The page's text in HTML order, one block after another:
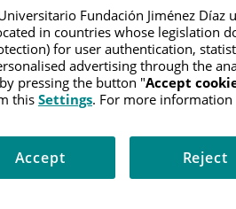
hace más de 30 años con
Nuestro propósito
de una enfermedad oncológica.
los tratamientos contra el cáncer
de manera irreversible y por
Fundación Jiménez Díaz
in countries whose legislation
for user authentication,
advertising through the
pressing the button "Accept
thisSettings. For more information
Reject
Accept